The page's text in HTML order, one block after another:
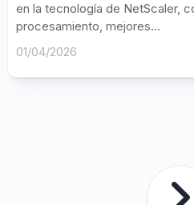
en la tecnología de NetScaler,
procesamiento, mejores...
01/04/2026